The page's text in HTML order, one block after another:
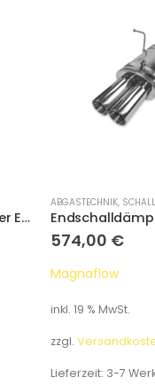
Endschalldämpfer, BMW 3er E36 320i
ABGASTECHNIK,
574,00 €
Magnaflow
inkl. 19 % MwSt.
zzgl.
Lieferzeit: 3-7